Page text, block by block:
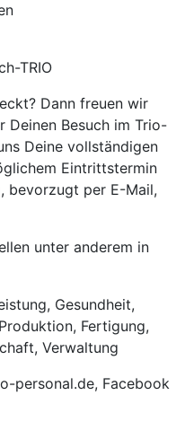
TRIO
Dann freuen wir
Deinen Besuch im Trio-
Deine vollständigen
Eintrittstermin
bevorzugt per E-Mail,
unter anderem in
Gesundheit,
Fertigung,
Verwaltung
personal.de, Facebook